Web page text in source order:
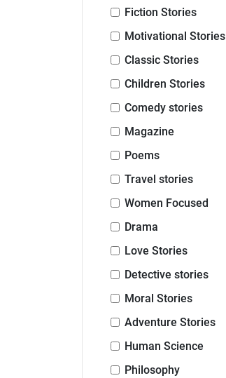
Fiction Stories
Motivational Stories
Classic Stories
Children Stories
Comedy stories
Magazine
Poems
Travel stories
Women Focused
Drama
Love Stories
Detective stories
Moral Stories
Adventure Stories
Human Science
Philosophy